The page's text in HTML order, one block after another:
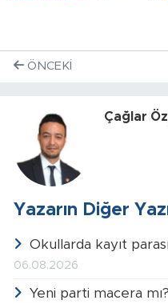
ÖNCEKI
Çağlar
Yazarın Diğer
Okullarda kayıt
06.08.2026
Yeni parti macera mı?